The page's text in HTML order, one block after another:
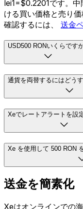
lei1=$0.2201です。
ける買い価格と売り
確認するには、 送金
USD500 RONいくらです
通貨を両替するにはどう
Xeでレートアラートを設
Xe を使用して 500 RON
送金を簡素化
Xeはオンラインでの